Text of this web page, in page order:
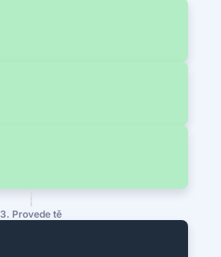
3. Provede tě